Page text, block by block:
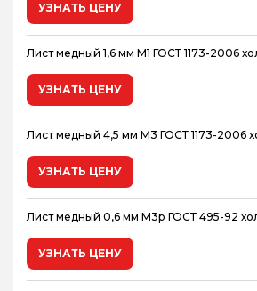
УЗНАТЬ ЦЕНУ
Лист медный 1,6 мм М1 ГОСТ 1173-2006
УЗНАТЬ ЦЕНУ
Лист медный 4,5 мм М3 ГОСТ 1173-2006
УЗНАТЬ ЦЕНУ
Лист медный 0,6 мм М3р ГОСТ 495-92
УЗНАТЬ ЦЕНУ